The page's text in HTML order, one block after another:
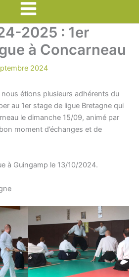
Main
Menu
2025 : 1er
à Concarneau
2024
étions plusieurs adhérents du
au 1er stage de ligue Bretagne qui
le dimanche 15/09, animé par
moment d’échanges et de
à Guingamp le 13/10/2024.